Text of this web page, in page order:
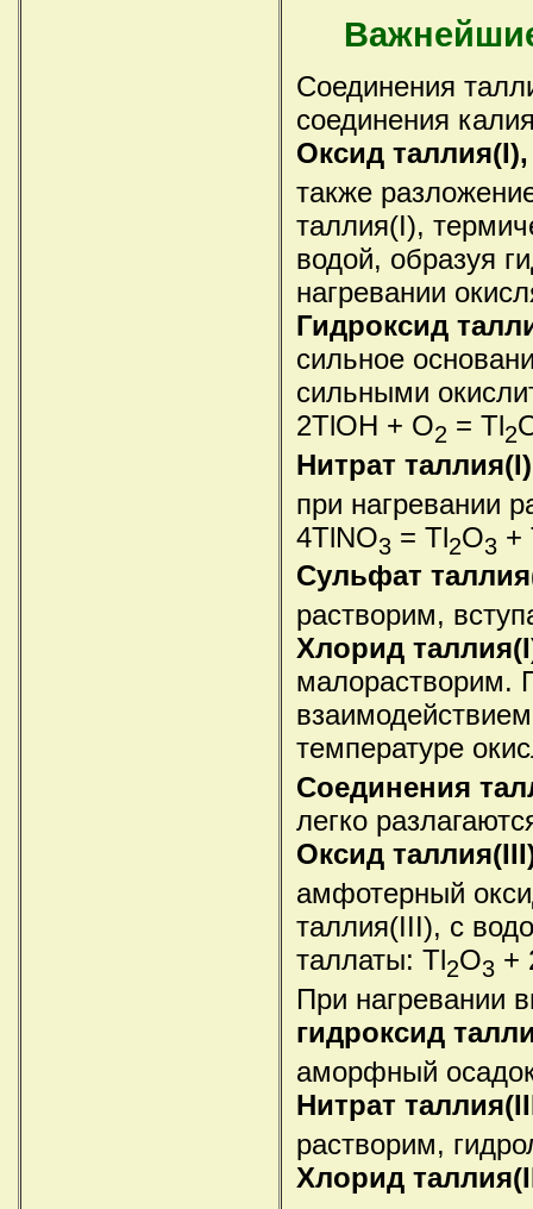
Соединения
соединения
Оксид
также
таллия(I),
водой, образуя
нагревании
Гидроксид
сильное
сильными
2TlOH + O2 = Tl2
Нитрат
при нагревании
4TlNO3 = Tl2O3 +
Сульфат
растворим,
Хлорид
малорастворим.
температуре
Соединения
легко
Оксид
амфотерный
таллия(III), с
таллаты: Tl2O3 +
При нагревании
гидроксид
аморфный
Нитрат
растворим,
Хлорид